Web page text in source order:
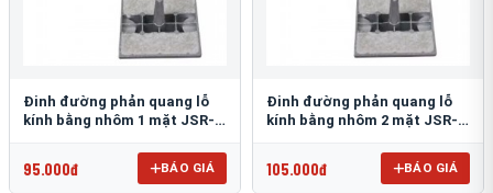
Đinh đường phản quang lỗ
kính bằng nhôm 1 mặt JSR-
95.000đ BÁO GIÁ
Đinh đường phản quang lỗ
kính bằng nhôm 2 mặt JSR-
105.000đ BÁO GIÁ